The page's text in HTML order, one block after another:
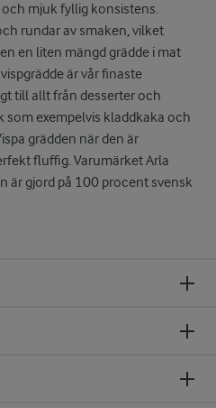
mjuk fyllig konsistens.
rundar av smaken, vilket
en liten mängd grädde i mat
är vår finaste
till allt från desserter och
som exempelvis kladdkaka och
grädden när den är
fluffig. Varumärket Arla
är gjord på 100 procent svensk